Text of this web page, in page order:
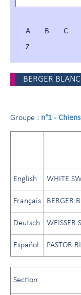
A B C
Z
BERGER BLANC
Groupe : n°1 -
English WHITE
Français BERGER
Deutsch WEISSER
Español PASTOR
Section